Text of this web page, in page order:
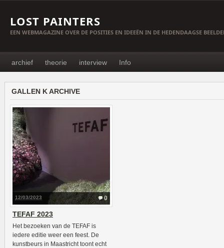
LOST PAINTERS
EEN WEBMAGAZINE OVER DE POSITIES EN IDEEËN IN DE HEDENDAAGSE
archief theorie interview Info
GALLEN K ARCHIVE
0
12/03/2023
TEFAF 2023
Het bezoeken van de TEFAF is
iedere editie weer een feest. De
kunstbeurs in Maastricht toont echt